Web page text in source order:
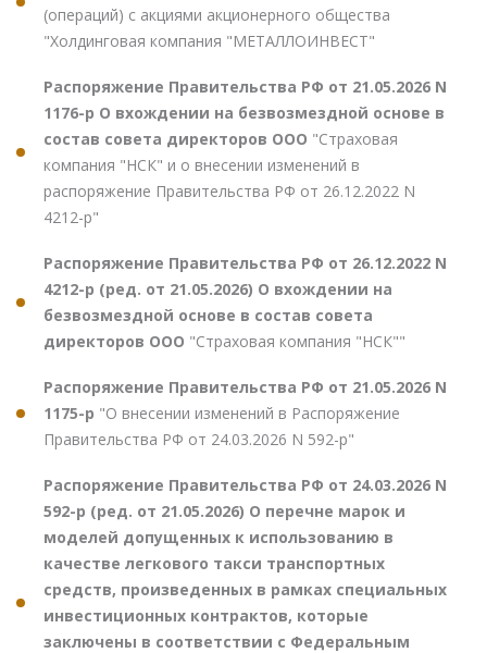
(операций) с акциями акционерного общества
"Холдинговая компания "МЕТАЛЛОИНВЕСТ"
Распоряжение Правительства РФ от 21.05.2026 N
1176-р О вхождении на безвозмездной основе в
состав совета директоров ООО "Страховая
компания "НСК" и о внесении изменений в
распоряжение Правительства РФ от 26.12.2022 N
4212-р"
Распоряжение Правительства РФ от 26.12.2022 N
4212-р (ред. от 21.05.2026) О вхождении на
безвозмездной основе в состав совета
директоров ООО "Страховая компания "НСК""
Распоряжение Правительства РФ от 21.05.2026 N
1175-р "О внесении изменений в Распоряжение
Правительства РФ от 24.03.2026 N 592-р"
Распоряжение Правительства РФ от 24.03.2026 N
592-р (ред. от 21.05.2026) О перечне марок и
моделей допущенных к использованию в
качестве легкового такси транспортных
средств, произведенных в рамках специальных
инвестиционных контрактов, которые
заключены в соответствии с Федеральным